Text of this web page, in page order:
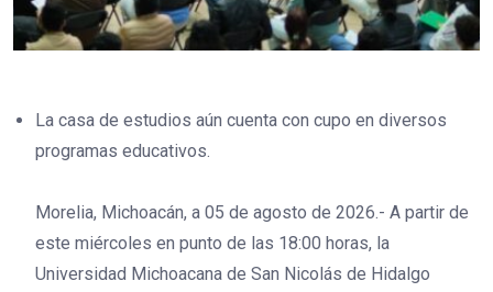
La casa de estudios aún cuenta con cupo en diversos
programas educativos.
Morelia, Michoacán, a 05 de agosto de 2026.- A partir de
este miércoles en punto de las 18:00 horas, la
Universidad Michoacana de San Nicolás de Hidalgo